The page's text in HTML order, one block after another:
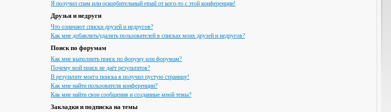
Я получил спам или оскорбительный email от кого-то с этой конференции!
Друзья и недруги
Что означают списки друзей и недругов?
Как мне добавлять/удалять пользователей в списках моих друзей и недругов?
Поиск по форумам
Как мне выполнить поиск по форуму или форумам?
Почему мой поиск не даёт результатов?
В результате моего поиска я получил пустую страницу!
Как мне найти пользователя конференции?
Как мне найти свои сообщения и созданные мной темы?
Закладки и подписка на темы